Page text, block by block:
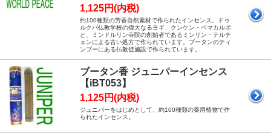
1,125円(内税)
約100種類の芳香自然素材で作られたインセンス。ドゥ
ルクパ仏教学校の偉大なるヨギ、クンケン・ペマカルポ
と、ミンドルリン寺院の創始者であるミンリン・テルチ
ェンによる古い処方で作られています。ブータンのティ
ンプーにある仏教徒施設で作られています。
ブータン香 ジュニパーインセンス
【iBT053】
1,125円(内税)
ジュニパーをはじめとして、約100種類の薬用植物で作
られたインセンス。